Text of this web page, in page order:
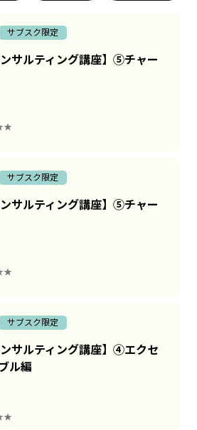
サブスク限定
ンサルティング講座】⑤チャー
サブスク限定
ンサルティング講座】⑤チャー
サブスク限定
ンサルティング講座】④エクセ
ル編